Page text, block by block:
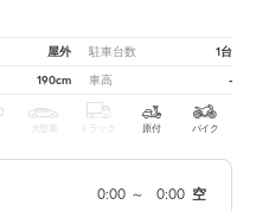
屋外 駐車台数 1台
190cm 車高 -
大型車 トラック 原付 バイク
0:00 ～ 0:00 空